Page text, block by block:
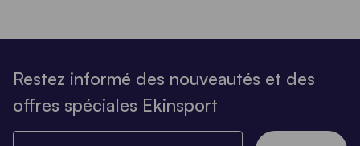
Restez informé des nouveautés et des
offres spéciales Ekinsport